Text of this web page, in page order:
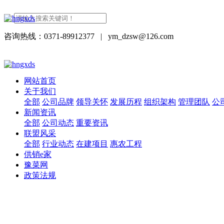
咨询热线：0371-89912377 | ym_dzsw@126.com
网站首页
关于我们
全部 公司品牌 领导关怀 发展历程 组织架构 管理团队 公
新闻资讯
全部 公司动态 重要资讯
联盟风采
全部 行业动态 在建项目 惠农工程
供销e家
豫菜网
政策法规